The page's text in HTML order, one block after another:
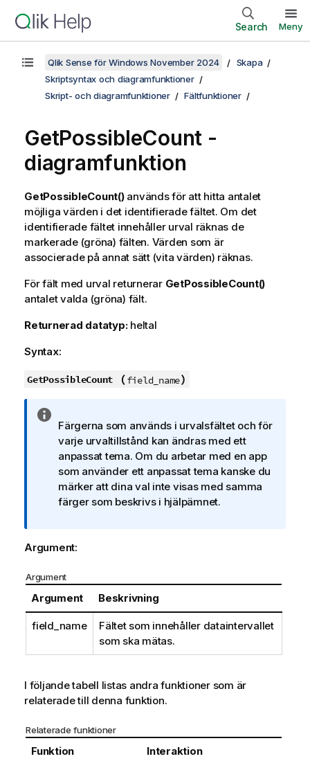
Search Meny
Qlik Sense för Windows November 2024
Skapa
Skriptsyntax och diagramfunktioner
Skript- och diagramfunktioner
Fältfunktioner
GetPossibleCount -
diagramfunktion
GetPossibleCount()används för att hitta antalet
möjliga värden i det identifierade fältet. Om det
identifierade fältet innehåller urval räknas de
markerade (gröna) fälten. Värden som är
associerade på annat sätt (vita värden) räknas.
För fält med urval returnerar GetPossibleCount()
antalet valda (gröna) fält.
Returnerad datatyp: heltal
Syntax:
GetPossibleCount (field_name)
n
t
e
c
k
n
g
m
i
n
f
r
a
t
o
n
Färgerna som används i urvalsfältet och för
varje urvaltillstånd kan ändras med ett
anpassat tema. Om du arbetar med en app
som använder ett anpassat tema kanske du
märker att dina val inte visas med samma
färger som beskrivs i hjälpämnet.
Argument:
Argument
Argument Beskrivning
field_name
Fältet som innehåller dataintervallet
som ska mätas.
I följande tabell listas andra funktioner som är
relaterade till denna funktion.
Relaterade funktioner
Funktion Interaktion